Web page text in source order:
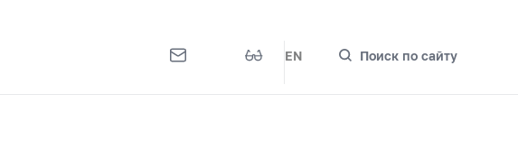
EN Поиск по сайту